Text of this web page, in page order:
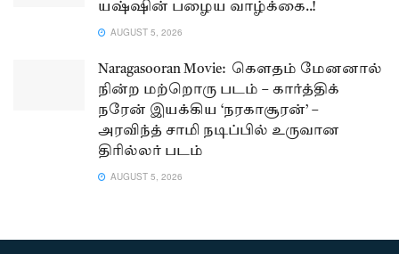
யஷ்ஷின் பழைய வாழ்க்கை..!
AUGUST 5, 2026
Naragasooran Movie: கௌதம் மேனனால்
நின்ற மற்றொரு படம் – கார்த்திக்
நரேன் இயக்கிய ‘நரகாசூரன்’ –
அரவிந்த் சாமி நடிப்பில் உருவான
திரில்லர் படம்
AUGUST 5, 2026